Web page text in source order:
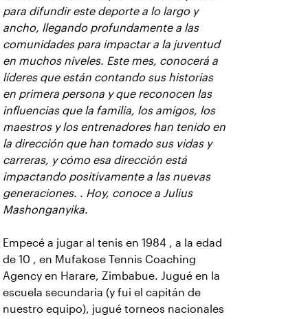
para difundir este deporte a lo largo y
ancho, llegando profundamente a las
comunidades para impactar a la juventud
en muchos niveles. Este mes, conocerá a
líderes que están contando sus historias
en primera persona y que reconocen las
influencias que la familia, los amigos, los
maestros y los entrenadores han tenido en
la dirección que han tomado sus vidas y
carreras, y cómo esa dirección está
impactando positivamente a las nuevas
generaciones. . Hoy, conoce a Julius
Mashonganyika.
Empecé a jugar al tenis en 1984 , a la edad
de 10 , en Mufakose Tennis Coaching
Agency en Harare, Zimbabue. Jugué en la
escuela secundaria (y fui el capitán de
nuestro equipo), jugué torneos nacionales